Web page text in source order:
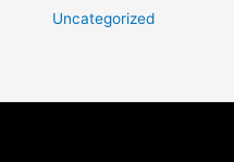
Uncategorized